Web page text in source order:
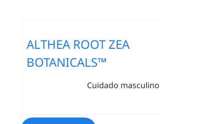
ALTHEA ROOT ZEA
BOTANICALS™
Cuidado masculino